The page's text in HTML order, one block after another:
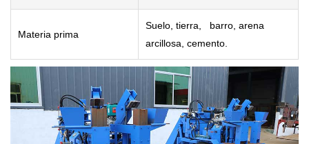
Materia prima
Suelo, tierra, barro, arena
arcillosa, cemento.